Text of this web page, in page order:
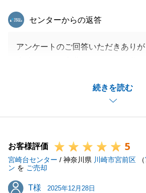
続きを読む
東急リバブル
センターからの返答
アンケートのご回答いただきありが
販売期間中様々な思いがおありだっ
が、無事に好条件でのご成約を迎
自分のことのように嬉しく感じて
れば、幸いでございます。
この度は、数ある不動産会社の中
ーにお選びいただき、本当にありが
た。
お客様評価 5
宮崎台センター / 神奈川県 川崎市宮前区 （
ン を ご売却
T様
T様 2025年12月28日